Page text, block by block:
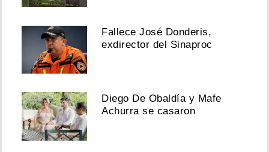
Fallece José Donderis,
exdirector del Sinaproc
Diego De Obaldía y Mafe
Achurra se casaron